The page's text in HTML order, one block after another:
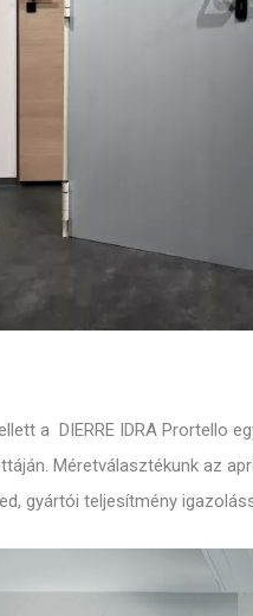
a DIERRE IDRA Prortello
Méretválasztékunk az
gyártói teljesítmény